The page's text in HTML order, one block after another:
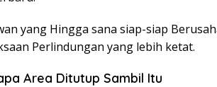
yang Hingga sana siap-siap
Perlindungan yang lebih ketat.
Area Ditutup Sambil Itu